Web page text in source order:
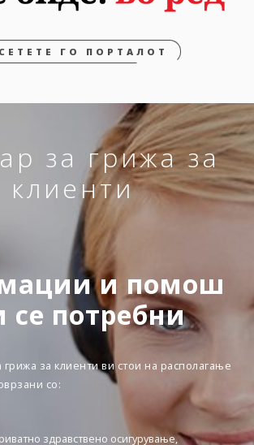
ГО ПОРТАЛОТ
за грижа за
клиенти
и помош
се потребни
за клиенти ви стои на располагање
со:
здравствено осигурување,